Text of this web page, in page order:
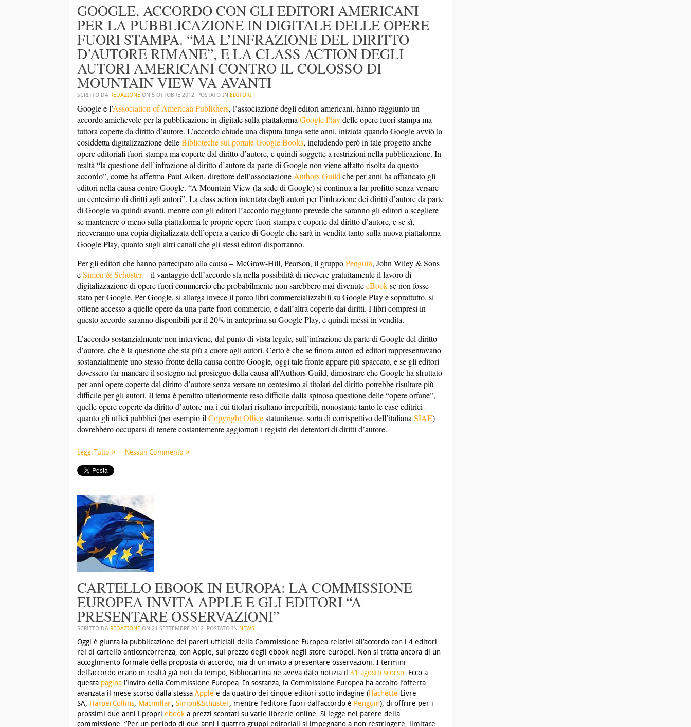
GOOGLE, ACCORDO CON GLI EDITORI AMERICANI
PER LA PUBBLICAZIONE IN DIGITALE DELLE OPERE
FUORI STAMPA. “MA L’INFRAZIONE DEL DIRITTO
D’AUTORE RIMANE”, E LA CLASS ACTION DEGLI
AUTORI AMERICANI CONTRO IL COLOSSO DI
MOUNTAIN VIEW VA AVANTI
SCRITTO DA REDAZIONE ON 5 OTTOBRE 2012. POSTATO IN EDITORI
Google e l’Association of American Publishers, l’associazione degli editori americani, hanno raggiunto un
accordo amichevole per la pubblicazione in digitale sulla piattaforma Google Playdelle opere fuori stampa ma
tuttora coperte da diritto d’autore. L’accordo chiude una disputa lunga sette anni, iniziata quando Google avviò la
cosiddetta digitalizzazione delleBiblioteche sul portale Google Books, includendo però in tale progetto anche
opere editoriali fuori stampa ma coperte dal diritto d’autore, e quindi soggette a restrizioni nella pubblicazione. In
realtà “la questione dell’infrazione al diritto d’autore da parte di Google non viene affatto risolta da questo
accordo”, come ha afferma Paul Aiken, direttore dell’associazione Authors Guild che per anni ha affiancato gli
editori nella causa contro Google. “A Mountain View (la sede di Google) si continua a far profitto senza versare
un centesimo di diritti agli autori”. La class action intentata dagli autori per l’infrazione dei diritti d’autore da parte
di Google va quindi avanti, mentre con gli editori l’accordo raggiunto prevede che saranno gli editori a scegliere
se mantenere o meno sulla piattaforma le proprie opere fuori stampa e coperte dal diritto d’autore, e se sì,
riceveranno una copia digitalizzata dell’opera a carico di Google che sarà in vendita tanto sulla nuova piattaforma
Google Play, quanto sugli altri canali che gli stessi editori disporranno.
Per gli editori che hanno partecipato alla causa – McGraw-Hill, Pearson, il gruppoPenguin, John Wiley & Sons
eSimon & Schuster– il vantaggio dell’accordo sta nella possibilità di ricevere gratuitamente il lavoro di
digitalizzazione di opere fuori commercio che probabilmente non sarebbero mai divenuteeBookse non fosse
stato per Google. Per Google, si allarga invece il parco libri commercializzabili su Google Play e soprattutto, si
ottiene accesso a quelle opere da una parte fuori commercio, e dall’altra coperte dai diritti. I libri compresi in
questo accordo saranno disponibili per il 20% in anteprima su Google Play, e quindi messi in vendita.
L’accordo sostanzialmente non interviene, dal punto di vista legale, sull’infrazione da parte di Google del diritto
d’autore, che è la questione che sta più a cuore agli autori. Certo è che se finora autori ed editori rappresentavano
sostanzialmente uno stesso fronte della causa contro Google, oggi tale fronte appare più spaccato, e se gli editori
dovessero far mancare il sostegno nel prosieguo della causa all’Authors Guild, dimostrare che Google ha sfruttato
per anni opere coperte dal diritto d’autore senza versare un centesimo ai titolari del diritto potrebbe risultare più
difficile per gli autori. Il tema è peraltro ulteriormente reso difficile dalla spinosa questione delle “opere orfane”,
quelle opere coperte da diritto d’autore ma i cui titolari risultano irreperibili, nonostante tanto le case editrici
quanto gli uffici pubblici (per esempio il Copyright Officestatunitense, sorta di corrispettivo dell’italiana SIAE)
dovrebbero occuparsi di tenere costantemente aggiornati i registri dei detentori di diritti d’autore.
Leggi Tutto Nessun Commento
CARTELLO EBOOK IN EUROPA: LA COMMISSIONE
EUROPEA INVITA APPLE E GLI EDITORI “A
PRESENTARE OSSERVAZIONI”
SCRITTO DA REDAZIONE ON 21 SETTEMBRE 2012. POSTATO IN NEWS
Oggi è giunta la pubblicazione dei pareri ufficiali della Commissione Europea relativi all’accordo con i 4 editori
rei di cartello anticoncorrenza, con Apple, sul prezzo degli ebook negli store europei. Non si tratta ancora di un
accoglimento formale della proposta di accordo, ma di un invito a presentare osservazioni. I termini
dell’accordo erano in realtà già noti da tempo, Bibliocartina ne aveva dato notizia il 31 agosto scorso. Ecco a
questa pagina l’invito della Commissione Europea. In sostanza, la Commissione Europea ha accolto l’offerta
avanzata il mese scorso dalla stessa Apple e da quattro dei cinque editori sotto indagine (Hachette Livre
SA, HarperCollins, Macmillan, Simon&Schuster, mentre l’editore fuori dall’accordo è Penguin), di offrire per i
prossimi due anni i propri ebook a prezzi scontati su varie librerie online. Si legge nel parere della
commissione: “Per un periodo di due anni i quattro gruppi editoriali si impegnano a non restringere, limitare